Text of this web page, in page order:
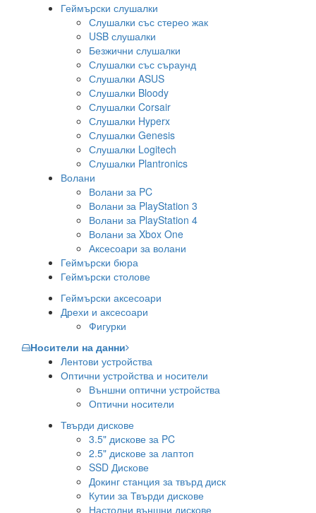
Геймърски слушалки
Слушалки със стерео жак
USB слушалки
Безжични слушалки
Слушалки със съраунд
Слушалки ASUS
Слушалки Bloody
Слушалки Corsair
Слушалки Hyperx
Слушалки Genesis
Слушалки Logitech
Слушалки Plantronics
Волани
Волани за PC
Волани за PlayStation 3
Волани за PlayStation 4
Волани за Xbox One
Аксесоари за волани
Геймърски бюра
Геймърски столове
Геймърски аксесоари
Дрехи и аксесоари
Фигурки
Носители на данни
Лентови устройства
Оптични устройства и носители
Външни оптични устройства
Оптични носители
Твърди дискове
3.5" дискове за PC
2.5" дискове за лаптоп
SSD Дискове
Докинг станция за твърд диск
Кутии за Твърди дискове
Настолни външни дискове